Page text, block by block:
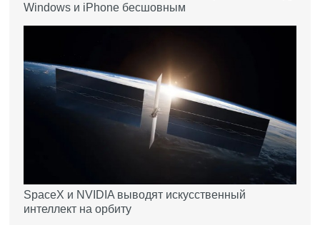
Windows и iPhone бесшовным
SpaceX и NVIDIA выводят искусственный
интеллект на орбиту